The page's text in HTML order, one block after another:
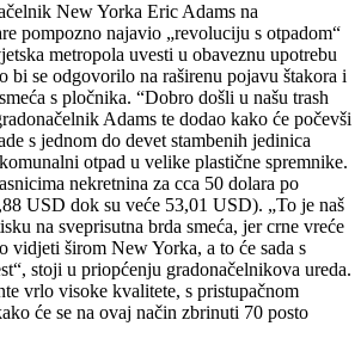
New Yorka Eric Adams na
pompozno najavio „revoluciju s otpadom“
metropola uvesti u obaveznu upotrebu
bi se odgovorilo na raširenu pojavu štakora i
s pločnika. “Dobro došli u našu trash
Adams te dodao kako će počevši
s jednom do devet stambenih jedinica
otpad u velike plastične spremnike.
nekretnina za cca 50 dolara po
USD dok su veće 53,01 USD). „To je naš
na sveprisutna brda smeća, jer crne vreće
vidjeti širom New Yorka, a to će sada s
stoji u priopćenju gradonačelnikova ureda.
vrlo visoke kvalitete, s pristupačnom
će se na ovaj način zbrinuti 70 posto